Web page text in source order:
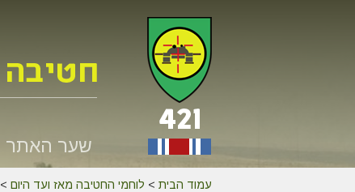
שער האתר
עמוד הבית > לוחמי החטיבה מאז ועד היום >